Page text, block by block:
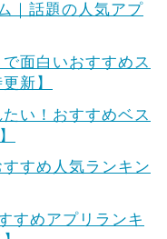
｜話題の人気アプ
面白いおすすめス
新】
い！おすすめベス
すすめ人気ランキン
すめアプリランキ